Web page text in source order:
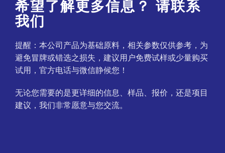
希望了解更多信息？ 请联系
我们
提醒：本公司产品为基础原料，相关参数仅供参考，为
避免冒牌或错选之损失，建议用户免费试样或少量购买
试用，官方电话与微信静候您！
无论您需要的是更详细的信息、样品、报价，还是项目
建议，我们非常愿意与您交流。